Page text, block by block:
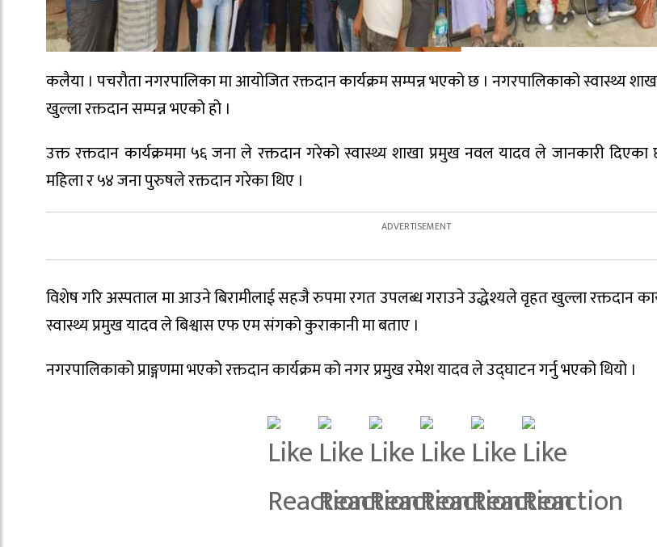
कलैया । पचरौता नगरपालिका मा आयोजित रक्तदान कार्यक्रम सम्पन्न भएको छ । नगरपालिकाको स्वास्थ्य
खुल्ला रक्तदान सम्पन्न भएको हो ।
उक्त रक्तदान कार्यक्रममा ५६ जना ले रक्तदान गरेको स्वास्थ्य शाखा प्रमुख नवल यादव ले जानकारी
महिला र ५४ जना पुरुषले रक्तदान गरेका थिए ।
विशेष गरि अस्पताल मा आउने बिरामीलाई सहजै रुपमा रगत उपलब्ध गराउने उद्धेश्यले वृहत खुल्ला रक्तदान
स्वास्थ्य प्रमुख यादव ले बिश्वास एफ एम संगको कुराकानी मा बताए ।
नगरपालिकाको प्राङ्गणमा भएको रक्तदान कार्यक्रम को नगर प्रमुख रमेश यादव ले उद्घाटन गर्नु भएको थियो ।